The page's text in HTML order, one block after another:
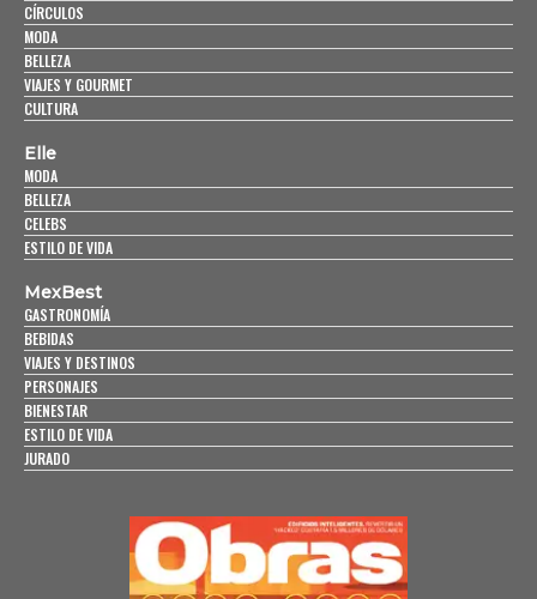
CÍRCULOS
MODA
BELLEZA
VIAJES Y GOURMET
CULTURA
Elle
MODA
BELLEZA
CELEBS
ESTILO DE VIDA
MexBest
GASTRONOMÍA
BEBIDAS
VIAJES Y DESTINOS
PERSONAJES
BIENESTAR
ESTILO DE VIDA
JURADO